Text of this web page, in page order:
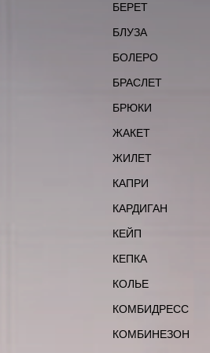
БЕРЕТ
БЛУЗА
БОЛЕРО
БРАСЛЕТ
БРЮКИ
ЖАКЕТ
ЖИЛЕТ
КАПРИ
КАРДИГАН
КЕЙП
КЕПКА
КОЛЬЕ
КОМБИДРЕСС
КОМБИНЕЗОН